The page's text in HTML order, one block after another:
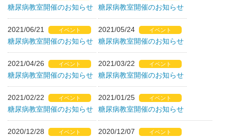
糖尿病教室開催のお知らせ 糖尿病教室開催のお知らせ
2021/06/21 イベント
糖尿病教室開催のお知らせ
2021/05/24 イベント
糖尿病教室開催のお知らせ
2021/04/26 イベント
糖尿病教室開催のお知らせ
2021/03/22 イベント
糖尿病教室開催のお知らせ
2021/02/22 イベント
糖尿病教室開催のお知らせ
2021/01/25 イベント
糖尿病教室開催のお知らせ
2020/12/28 イベント 2020/12/07 イベント